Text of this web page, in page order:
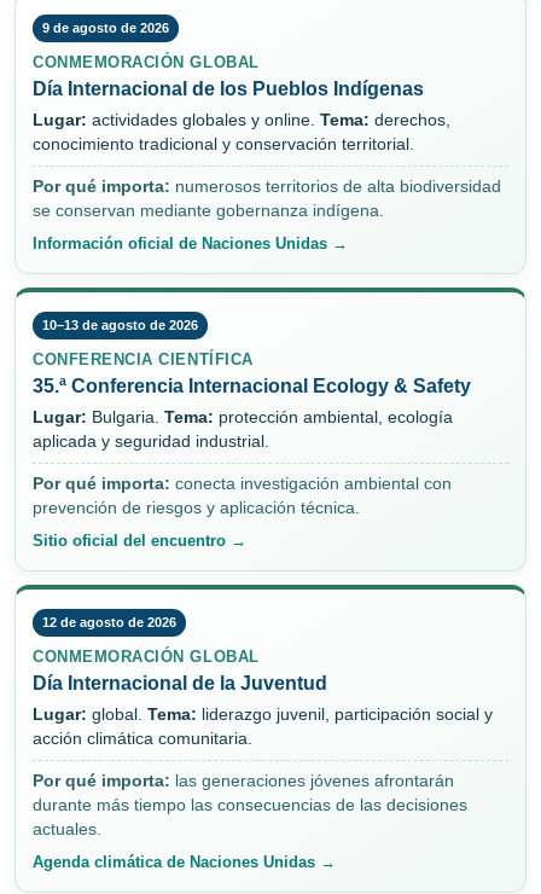
9 de agosto de 2026
CONMEMORACIÓN GLOBAL
Día Internacional de los Pueblos Indígenas
Lugar: actividades globales y online. Tema: derechos,
conocimiento tradicional y conservación territorial.
Por qué importa: numerosos territorios de alta biodiversidad
se conservan mediante gobernanza indígena.
Información oficial de Naciones Unidas →
10–13 de agosto de 2026
CONFERENCIA CIENTÍFICA
35.ª Conferencia Internacional Ecology & Safety
Lugar: Bulgaria. Tema: protección ambiental, ecología
aplicada y seguridad industrial.
Por qué importa: conecta investigación ambiental con
prevención de riesgos y aplicación técnica.
Sitio oficial del encuentro →
12 de agosto de 2026
CONMEMORACIÓN GLOBAL
Día Internacional de la Juventud
Lugar: global. Tema: liderazgo juvenil, participación social y
acción climática comunitaria.
Por qué importa: las generaciones jóvenes afrontarán
durante más tiempo las consecuencias de las decisiones
actuales.
Agenda climática de Naciones Unidas →